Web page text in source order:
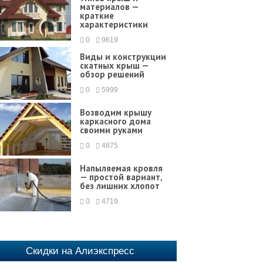
материалов —
краткие
характеристики
0 9619
Виды и конструкции
скатных крыш —
обзор решений
0 5999
Возводим крышу
каркасного дома
своими руками
0 4875
Напыляемая кровля
— простой вариант,
без лишних хлопот
0 4719
Скидки на Алиэкспресс